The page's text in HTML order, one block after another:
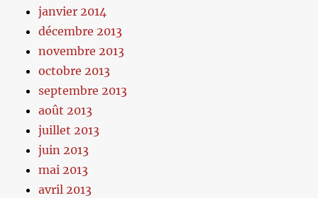
janvier 2014
décembre 2013
novembre 2013
octobre 2013
septembre 2013
août 2013
juillet 2013
juin 2013
mai 2013
avril 2013